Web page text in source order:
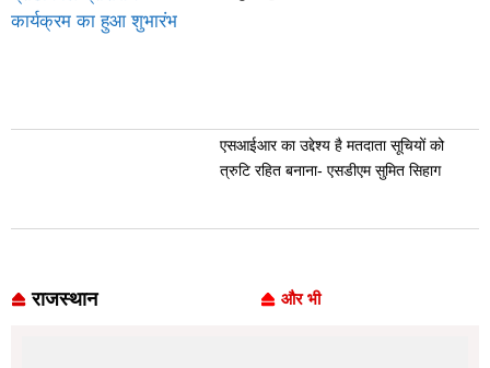
एसआईआर का उद्देश्य है मतदाता सूचियों को
त्रुटि रहित बनाना- एसडीएम सुमित सिहाग
राजस्थान और भी